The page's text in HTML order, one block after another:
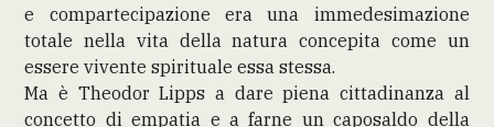
e compartecipazione era una immedesimazione
totale nella vita della natura concepita come un
essere vivente spirituale essa stessa.
Ma è Theodor Lipps a dare piena cittadinanza al
concetto di empatia e a farne un caposaldo della